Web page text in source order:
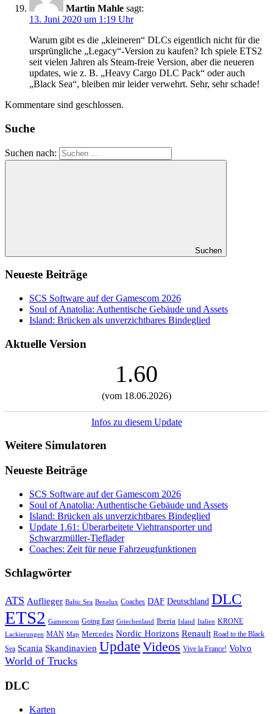
Martin Mahle sagt:
13. Juni 2020 um 1:19 Uhr
Warum gibt es die „kleineren“ DLCs eigentlich nicht für die
ursprüngliche „Legacy“-Version zu kaufen? Ich spiele ETS2
seit vielen Jahren als Steam-freie Version, aber die neueren
updates, wie z. B. „Heavy Cargo DLC Pack“ oder auch
„Black Sea“, bleiben mir leider verwehrt. Sehr, sehr schade!
Kommentare sind geschlossen.
Suche
Suchen nach:
Suchen
Neueste Beiträge
SCS Software auf der Gamescom 2026
Soul of Anatolia: Authentische Gebäude und Assets
Island: Brücken als unverzichtbares Bindeglied
Aktuelle Version
1.60
(vom 18.06.2026)
Infos zu diesem Update
Weitere Simulatoren
Neueste Beiträge
SCS Software auf der Gamescom 2026
Soul of Anatolia: Authentische Gebäude und Assets
Island: Brücken als unverzichtbares Bindeglied
Update 1.61: Überarbeitete Viehtransporter und
Schwarzmüller-Tieflader
Coaches: Zeit für neue Fahrzeugfunktionen
Schlagwörter
ATS Auflieger Baltic Sea Benelux Coaches DAF Deutschland DLC
ETS2 Gamescom Going East Griechenland Iberia Island Italien KRONE
Lackierungen MAN Map Mercedes Nordic Horizons Renault Road to the Black
Sea Scania Skandinavien UpdateVideos Vive la France! Volvo
World of Trucks
DLC
Karten